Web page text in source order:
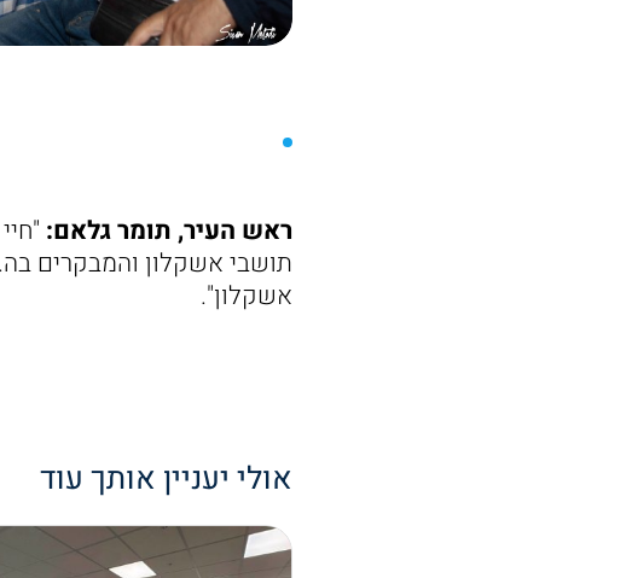
ראש העיר, תומר גלאם:
תושבי אשקלון והמבקרים
אשקלון".
אולי יעניין אותך עוד